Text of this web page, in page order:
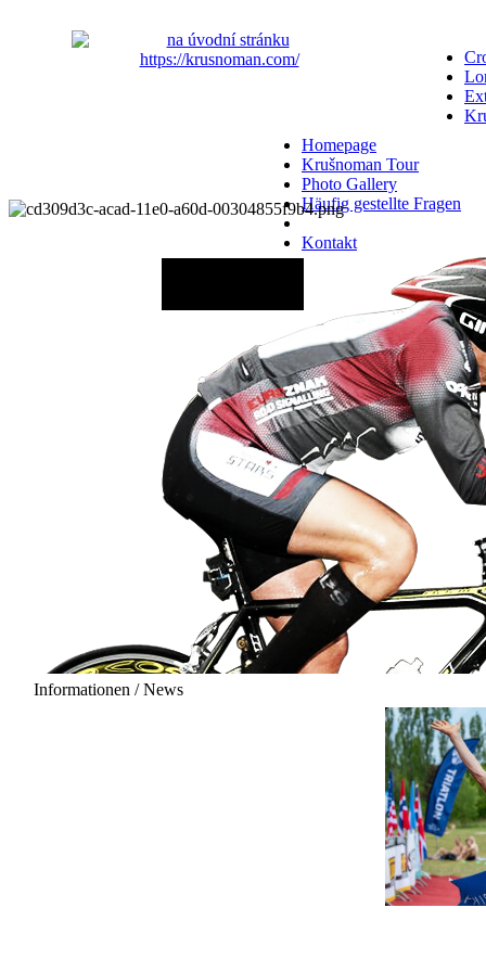
Homepage
Krušnoman Tour
Photo Gallery
Häufig gestellte Fragen
Kontakt
Informationen / News